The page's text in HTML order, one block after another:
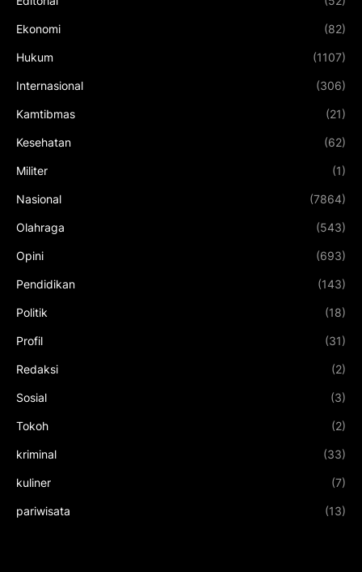
Ekonomi (82)
Hukum (1107)
Internasional (306)
Kamtibmas (21)
Kesehatan (62)
Militer (1)
Nasional (7864)
Olahraga (543)
Opini (693)
Pendidikan (143)
Politik (18)
Profil (31)
Redaksi (2)
Sosial (3)
Tokoh (2)
kriminal (33)
kuliner (7)
pariwisata (13)